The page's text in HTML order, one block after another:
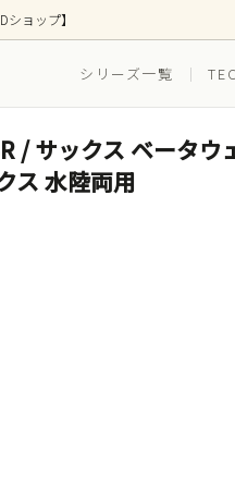
ョップ】
シリーズ一覧
プス
ーズ別
/ サックス ベータ
ス 水陸両用